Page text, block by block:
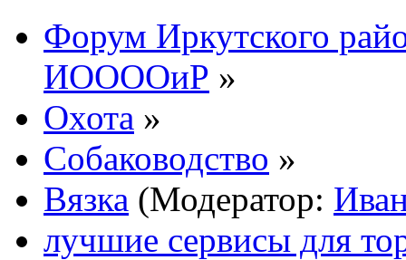
Форум Иркутского
ИООООиР »
Охота »
Собаководство »
Вязка (Модератор:
лучшие сервисы для